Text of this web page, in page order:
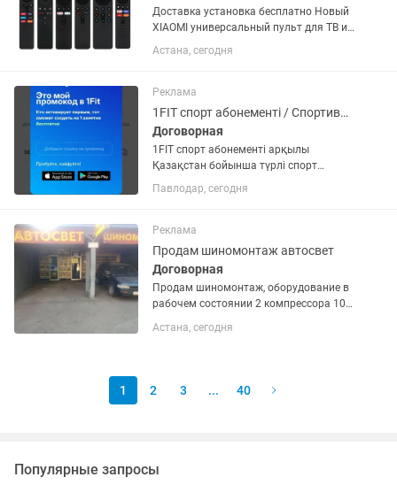
Доставка установка бесплатно Новый
XIAOMI универсальный пульт для ТВ и
MI бокс. С ИК, без блютуза и без
голосовым управлением. Есть
отправим через курьерскую
Астана, сегодня
Реклама
1FIT спорт абонементі / Спортивный абонемент 1FIT тегін жаттығу / бесплат
Договорная
1FIT спорт абонементі арқылы
Қазақстан бойынша түрлі спорт
залдарына баруға болады.
Промокодты қолдансаңыз, 1 жаттығу
түрлері: бассейн, тренажёр залы, йога,
бокс,...
Павлодар, сегодня
Реклама
Продам шиномонтаж автосвет
Договорная
Продам шиномонтаж, оборудование в
рабочем состоянии 2 компрессора 100,
тапок, балансир 2 год как купил в
Астана, сегодня
1 2 3 ... 40
Популярные запросы